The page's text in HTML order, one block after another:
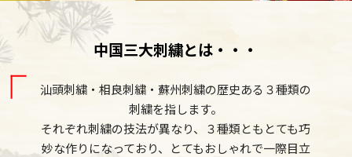
中国三大刺繍とは・・・
汕頭刺繍・相良刺繍・蘇州刺繍の歴史ある３種類の
刺繍を指します。
それぞれ刺繍の技法が異なり、３種類ともとても巧
妙な作りになっており、とてもおしゃれで一際目立